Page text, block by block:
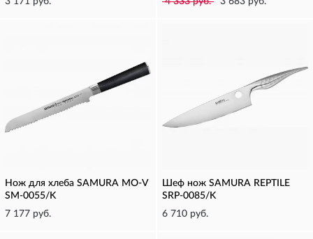
Нож для хлеба SAMURA MO-V
SM-0055/K
7 177 руб.
Шеф нож SAMURA REPTILE
SRP-0085/K
6 710 руб.